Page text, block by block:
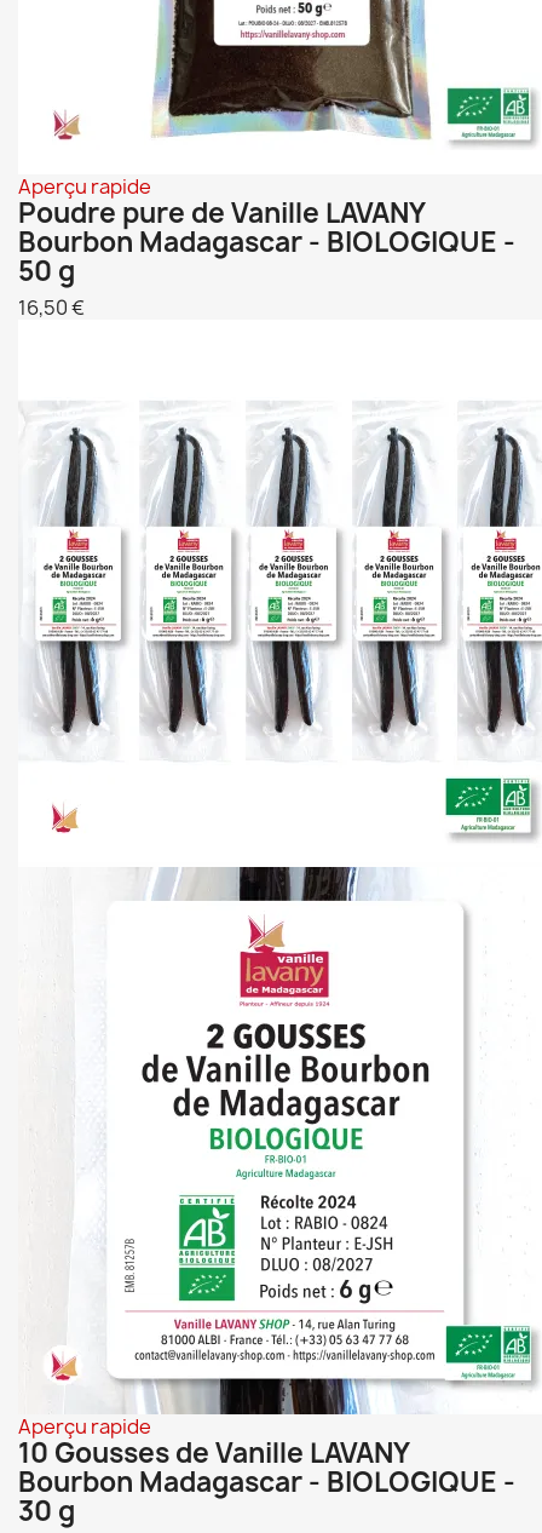
Aperçu rapide
Poudre pure de Vanille LAVANY
Bourbon Madagascar - BIOLOGIQUE -
50 g
16,50 €
Aperçu rapide
10 Gousses de Vanille LAVANY
Bourbon Madagascar - BIOLOGIQUE -
30 g